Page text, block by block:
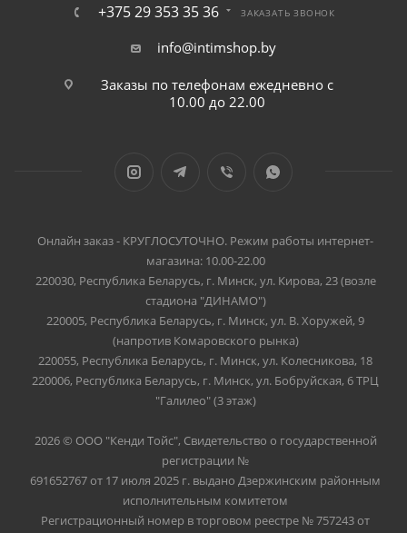
+375 29 353 35 36 ЗАКАЗАТЬ ЗВОНОК
info@intimshop.by
Заказы по телефонам ежедневно с
10.00 до 22.00
Онлайн заказ - КРУГЛОСУТОЧНО. Режим работы интернет-
магазина: 10.00-22.00
220030, Республика Беларусь, г. Минск, ул. Кирова, 23 (возле
стадиона "ДИНАМО")
220005, Республика Беларусь, г. Минск, ул. В. Хоружей, 9
(напротив Комаровского рынка)
220055, Республика Беларусь, г. Минск, ул. Колесникова, 18
220006, Республика Беларусь, г. Минск, ул. Бобруйская, 6 ТРЦ
"Галилео" (3 этаж)
2026 © ООО "Кенди Тойс", Свидетельство о государственной
регистрации №
691652767 от 17 июля 2025 г. выдано Дзержинским районным
исполнительным комитетом
Регистрационный номер в торговом реестре № 757243 от